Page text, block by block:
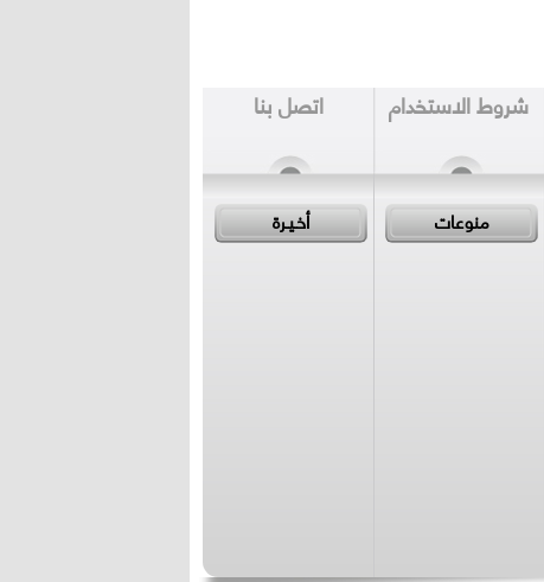
شروط الاستخدام اتصل بنا
منوعات أخـيـرة